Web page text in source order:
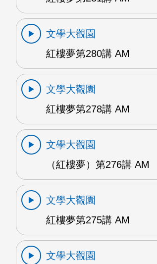
文學大觀園
紅樓夢第280講 AM
文學大觀園
紅樓夢第278講 AM
文學大觀園
（紅樓夢）第276講 AM
文學大觀園
紅樓夢第275講 AM
文學大觀園